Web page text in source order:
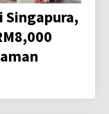
Singapura,